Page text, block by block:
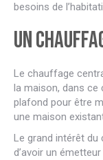
besoins de
Un
Le chauffage
la maison, dans ce
plafond pour être
une maison
Le grand intérêt
d’avoir un